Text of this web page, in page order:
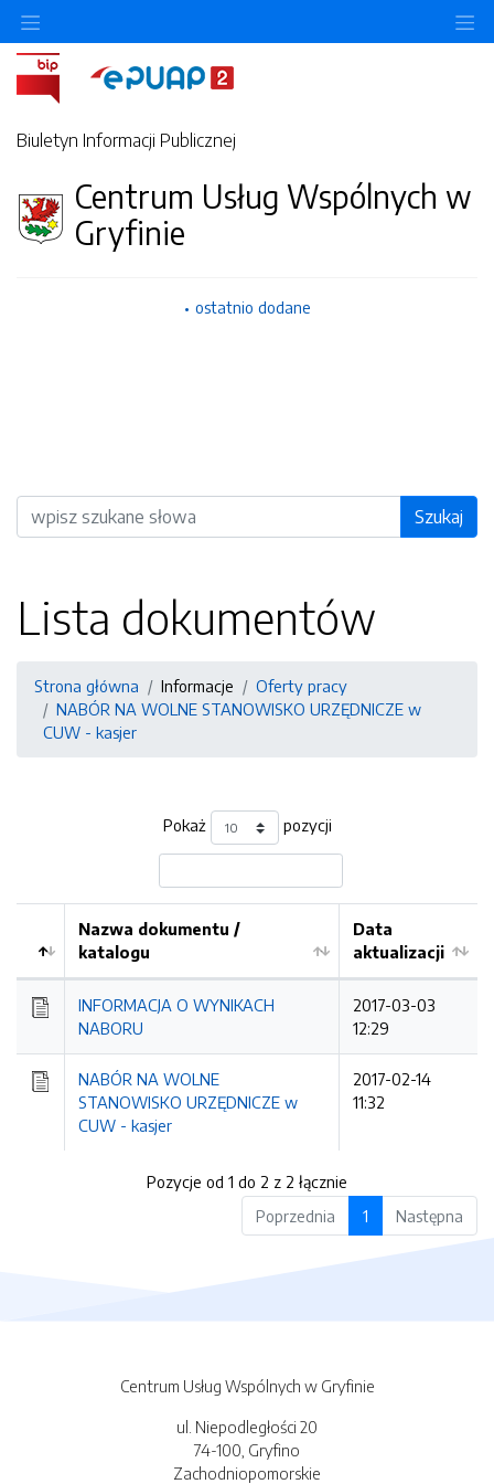
Biuletyn Informacji Publicznej
Centrum Usług Wspólnych w
Gryfinie
ostatnio dodane
Wyszukiwarka Szukaj
Lista dokumentów
Strona główna Informacje
Oferty pracy
NABÓR NA WOLNE STANOWISKO URZĘDNICZE w
CUW - kasjer
Pokaż pozycji
Nazwa dokumentu /
katalogu
Data
aktualizacji
INFORMACJA O WYNIKACH
NABORU
2017-03-03
12:29
NABÓR NA WOLNE
STANOWISKO URZĘDNICZE w
CUW - kasjer
2017-02-14
11:32
Pozycje od 1 do 2 z 2 łącznie
Poprzednia
1 Następna
Centrum Usług Wspólnych w Gryfinie
ul. Niepodległości 20
74-100, Gryfino
Zachodniopomorskie